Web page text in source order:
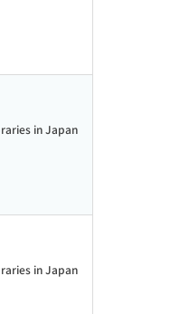
in Japan
in Japan